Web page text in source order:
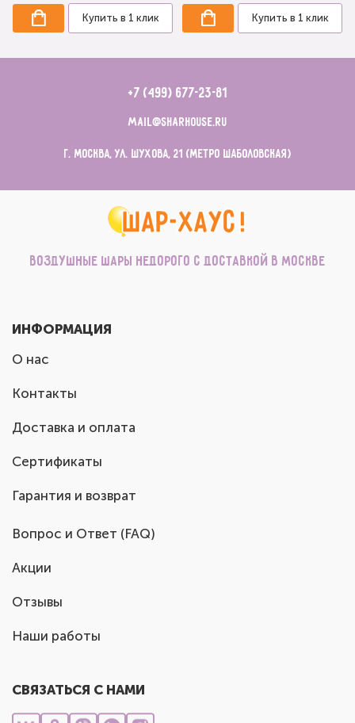
Купить в 1 клик Купить в 1 клик
+7 (499) 677-23-81
mail@sharhouse.ru
г. Москва, ул. Шухова, 21 (метро Шаболовская)
Воздушные шары недорого с доставкой в Москве
ИНФОРМАЦИЯ
О нас
Контакты
Доставка и оплата
Сертификаты
Гарантия и возврат
Вопрос и Ответ (FAQ)
Акции
Отзывы
Наши работы
СВЯЗАТЬСЯ С НАМИ